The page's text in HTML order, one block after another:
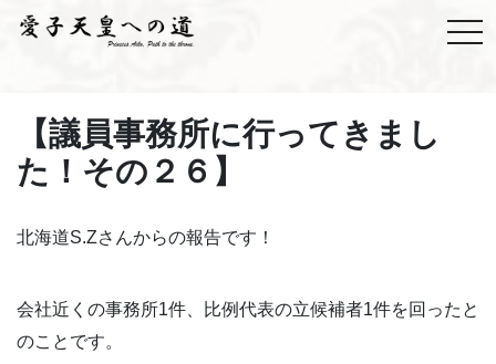
【議員事務所に行ってきまし
た！その２６】
北海道S.Zさんからの報告です！
会社近くの事務所1件、比例代表の立候補者1件を回ったと
のことです。